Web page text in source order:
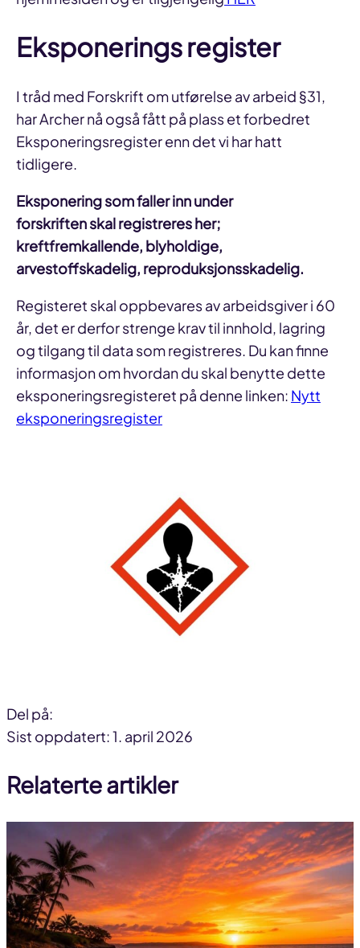
Eksponerings register
I tråd med Forskrift om utførelse av arbeid §31,
har Archer nå også fått på plass et forbedret
Eksponeringsregister enn det vi har hatt
tidligere.
Eksponering som faller inn under
forskriftenskalregistreres her;
kreftfremkallende, blyholdige,
arvestoffskadelig, reproduksjonsskadelig.
Registeret skal oppbevares av arbeidsgiver i 60
år, det er derfor strenge krav til innhold, lagring
og tilgang til data som registreres. Du kan finne
informasjon om hvordan du skal benytte dette
eksponeringsregisteret på denne linken: Nytt
eksponeringsregister
Del på:
Del
facebook
Del
linkedin
Del
Sist oppdatert: 1. april 2026
Relaterte artikler